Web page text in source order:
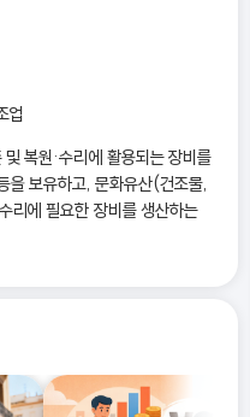
업
복원·수리에 활용되는 장비를
을 보유하고, 문화유산(건조물,
리에 필요한 장비를 생산하는